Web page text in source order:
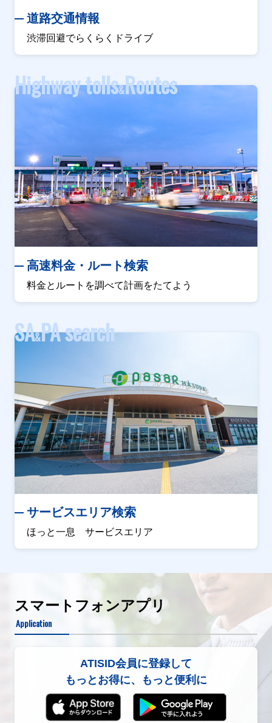
道路交通情報
渋滞回避でらくらくドライブ
Highway tolls&Routes
高速料金・ルート検索
料金とルートを調べて計画をたてよう
SA&PA search
サービスエリア検索
ほっと一息 サービスエリア
スマートフォンアプリ
Application
ATISID会員に登録して
もっとお得に、もっと便利に